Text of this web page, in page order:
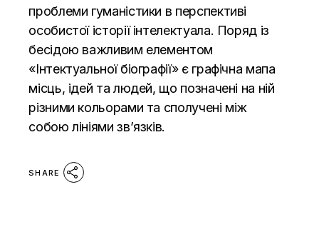
проблеми гуманістики в перспективі
особистої історії інтелектуала. Поряд із
бесідою важливим елементом
«Інтектуальної біографії» є графічна мапа
місць, ідей та людей, що позначені на ній
різними кольорами та сполучені між
собою лініями зв’язків.
SHARE